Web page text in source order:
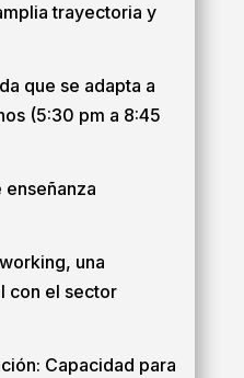
trayectoria y
que se adapta a
(5:30 pm a 8:45
una
con el sector
Capacidad para